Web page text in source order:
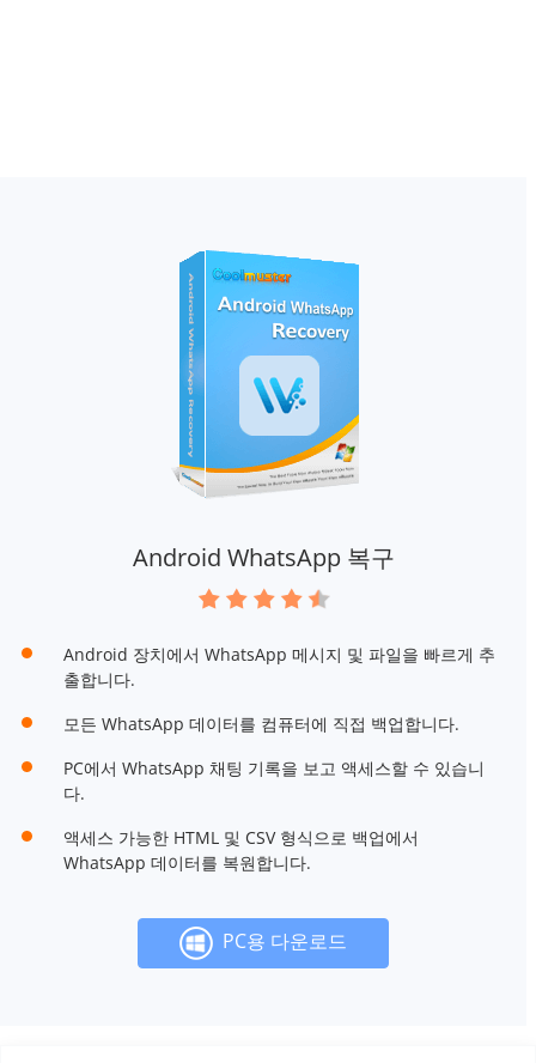
Android WhatsApp 복구
Android 장치에서 WhatsApp 메시지 및 파일을 빠르게 추
출합니다.
모든 WhatsApp 데이터를 컴퓨터에 직접 백업합니다.
PC에서 WhatsApp 채팅 기록을 보고 액세스할 수 있습니
다.
액세스 가능한 HTML 및 CSV 형식으로 백업에서
WhatsApp 데이터를 복원합니다.
PC용 다운로드